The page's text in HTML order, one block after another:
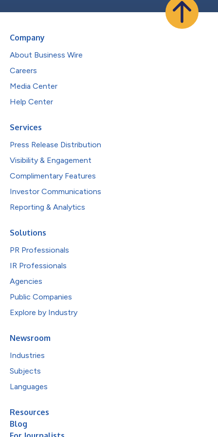
Company
About Business Wire
Careers
Media Center
Help Center
Services
Press Release Distribution
Visibility & Engagement
Complimentary Features
Investor Communications
Reporting & Analytics
Solutions
PR Professionals
IR Professionals
Agencies
Public Companies
Explore by Industry
Newsroom
Industries
Subjects
Languages
Resources
Blog